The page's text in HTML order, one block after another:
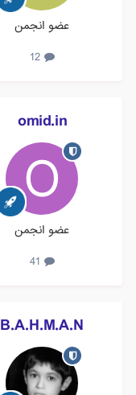
عضو انجمن
12
omid.in
عضو انجمن
B.A.H.M.A.N